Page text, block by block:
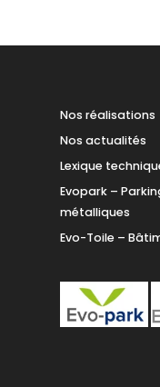
Nos réalisations
Nos actualités
Lexique
Evopark –
métalliques
Evo-Toile –